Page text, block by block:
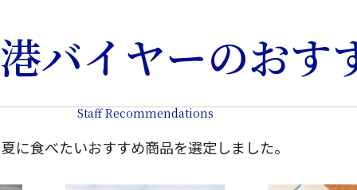
バイヤーのおす
Staff Recommendations
夏に食べたいおすすめ商品を選定しました。